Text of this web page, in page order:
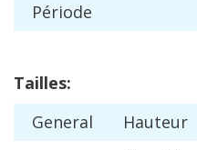
Période
Tailles:
General
Hauteur